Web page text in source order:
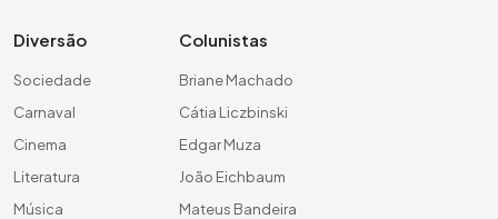
Diversão
Sociedade
Carnaval
Cinema
Literatura
Música
Colunistas
Briane Machado
Cátia Liczbinski
Edgar Muza
João Eichbaum
Mateus Bandeira